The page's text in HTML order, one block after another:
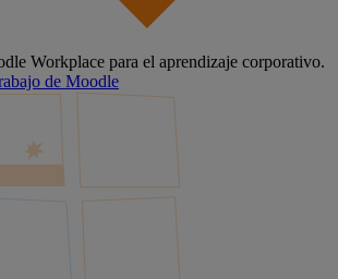
Workplace para el aprendizaje corporativo.
de Moodle